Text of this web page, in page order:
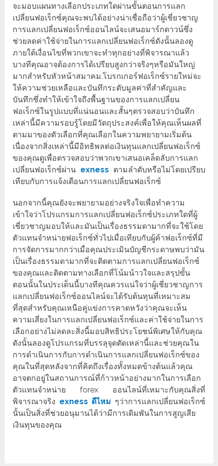
จะมอบแผนทางเลือกประเภทใดผ่านขั้นตอนการแลก
เปลี่ยนฟอเร็กซ์คุณจะพบได้อย่างน่าเชื่อถือว่าผู้เชี่ยวชาญ
การแลกเปลี่ยนฟอเร็กซ์ออนไลน์จะเสนอมาร์กดาวน์ซึ่ง
ช่วยลดค่าใช้จ่ายในการแลกเปลี่ยนฟอเร็กซ์ดังนั้นลองดู
ภายใต้เงื่อนไขที่พวกเขาจะทำทุกอย่างที่พิจารณาแล้ว
บางทีคุณอาจต้องการได้เปรียบสูงกว่าจริงๆหรือมันใหญ่
มากสำหรับหัวหน้าสมาคม.โบรกเกอร์ฟอเร็กซ์รายใหม่จะ
ให้ความช่วยเหลือและบันทึกระดับมูลค่าที่สำคัญและ
บันทึกซึ่งทำให้เข้าใจถึงพื้นฐานของการแลกเปลี่ยน
ฟอเร็กซ์ในรูปแบบที่แน่นอนและสั้นๆตรวจสอบว่าบันทึก
เหล่านี้มีความรอบรู้โดยมีวัตถุประสงค์เพื่อให้คุณเห็นผลที่
ตามมาของตัวเลือกที่คุณเลือกในความพยายามเริ่มต้น
เนื่องจากสิ่งเหล่านี้มีอิทธิพลต่อเงินทุนแลกเปลี่ยนฟอเร็กซ์
ของคุณดูเพื่อตรวจสอบว่าพวกเขาเสนอเคล็ดลับการแลก
เปลี่ยนฟอเร็กซ์ผ่าน exness ตามลำดับหรือไม่โดยเปรียบ
เทียบกับการแจ้งเตือนการแลกเปลี่ยนฟอเร็กซ์
นอกจากนี้คุณยังจะพยายามอย่างจริงใจเพื่อทำความ
เข้าใจว่าโปรแกรมการแลกเปลี่ยนฟอเร็กซ์ประเภทใดที่ผู้
เชี่ยวชาญมอบให้และมันเป็นเรื่องธรรมดามากที่จะใช้โดย
ตัวแทนจำหน่ายฟอเร็กซ์ทั่วไปเมื่อเทียบกับผู้ค้าฟอเร็กซ์ที่มี
การจัดการมากกว่าเมื่อคุณประเมินบัญชีกระดาษพบว่ามัน
เป็นเรื่องธรรมดามากที่จะติดตามการแลกเปลี่ยนฟอเร็กซ์
ของคุณและติดตามทางเลือกที่โน้มน้าวใจและสรุปขั้น
ตอนนั้นในประเด็นนี้บางทีคุณควรแน่ใจว่าผู้เชี่ยวชาญการ
แลกเปลี่ยนฟอเร็กซ์ออนไลน์จะได้รับต้นทุนที่เหมาะสม
ที่สุดสำหรับคุณเหนือคู่แข่งการคาดหวังว่าคุณจะเห็น
ความเสี่ยงในการแลกเปลี่ยนฟอเร็กซ์และค่าใช้จ่ายในการ
เลือกอย่างไม่ลดละสิ่งนี้มอบสิทธิประโยชน์พิเศษให้กับคุณ
ดังนั้นลองดูโปรแกรมที่บรรลุจุดตัดเหล่านี้และช่วยคุณใน
การดำเนินการกับการดำเนินการแลกเปลี่ยนฟอเร็กซ์ของ
คุณในที่สุดหลังจากที่คิดถึงเรื่องทั้งหมดข้างต้นแล้วคุณ
อาจตกอยู่ในสถานการณ์ที่ก้าวหน้าอย่างมากในการเลือก
ตัวแทนจำหน่าย forex ออนไลน์ที่เหมาะกับคุณสิ่งที่
พิจารณาจริง exness ดีไหม ๆว่าการแลกเปลี่ยนฟอเร็กซ์
นั้นเป็นสิ่งที่ช่วยอนุมานได้ว่ามีการเดิมพันในการสูญเสีย
เงินทุนของคุณ